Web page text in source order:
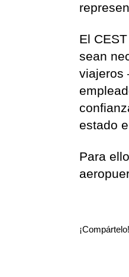
El
sean
viajeros
estado
Para
¡Compártelo!